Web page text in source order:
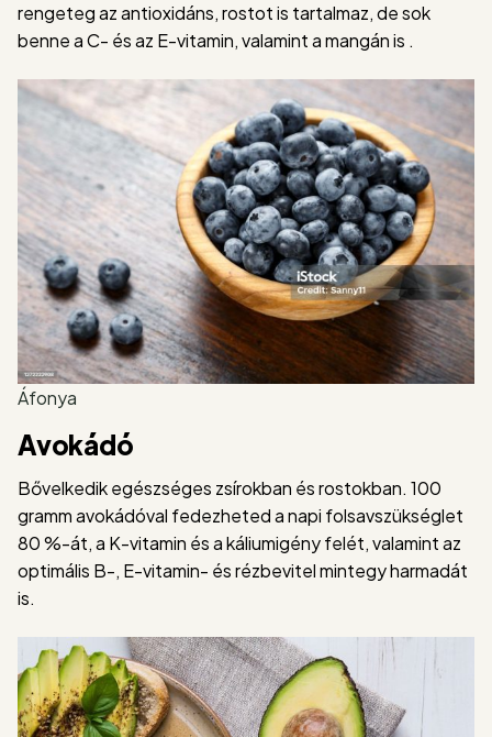
rengeteg az antioxidáns, rostot is tartalmaz, de sok
benne a C- és az E-vitamin, valamint a mangán is .
Áfonya
Avokádó
Bővelkedik egészséges zsírokban és rostokban. 100
gramm avokádóval fedezheted a napi folsavszükséglet
80 %-át, a K-vitamin és a káliumigény felét, valamint az
optimális B-, E-vitamin- és rézbevitel mintegy harmadát
is.